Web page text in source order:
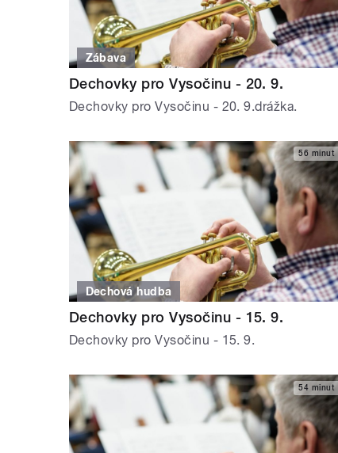
Zábava
Dechovky pro Vysočinu - 20. 9.
Dechovky pro Vysočinu - 20. 9.drážka.
56 minut
Dechová hudba
Dechovky pro Vysočinu - 15. 9.
Dechovky pro Vysočinu - 15. 9.
54 minut